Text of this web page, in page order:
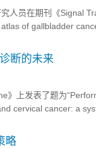
人员在期刊《Signal
of gallbladder
断的未来
》上发表了题为
cervical cancer: a
略